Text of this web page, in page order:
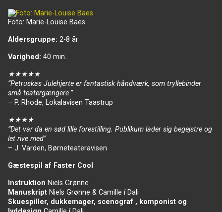
Foto: Marie-Louise Baes
Aldersgruppe: 2-8 år
Varighed: 40 min.
★★★★★
“Petruskas Julehjerte er fantastisk håndværk, som tryllebinder
små teatergængere.”
– P. Rhode, Lokalavisen Taastrup
★★★★
“Det var da en sød lille forestilling. Publikum lader sig begejstre og
let rive med”
– J. Varden, Børneteateravisen
Gæstespil af Faster Cool
Instruktion Niels Grønne
Manuskript Niels Grønne & Camille í Dali
Skuespiller, dukkemager, scenograf , komponist og